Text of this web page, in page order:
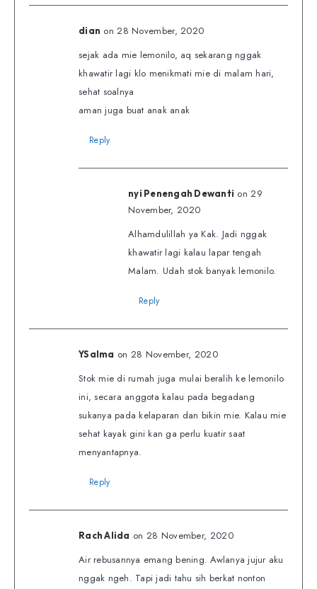
dian on 28 November, 2020
sejak ada mie lemonilo, aq sekarang nggak
khawatir lagi klo menikmati mie di malam hari,
sehat soalnya
aman juga buat anak anak
Reply
nyi Penengah Dewanti on 29
November, 2020
Alhamdulillah ya Kak. Jadi nggak
khawatir lagi kalau lapar tengah
Malam. Udah stok banyak lemonilo.
Reply
YSalma on 28 November, 2020
Stok mie di rumah juga mulai beralih ke lemonilo
ini, secara anggota kalau pada begadang
sukanya pada kelaparan dan bikin mie. Kalau mie
sehat kayak gini kan ga perlu kuatir saat
menyantapnya.
Reply
Rach Alida on 28 November, 2020
Air rebusannya emang bening. Awlanya jujur aku
nggak ngeh. Tapi jadi tahu sih berkat nonton